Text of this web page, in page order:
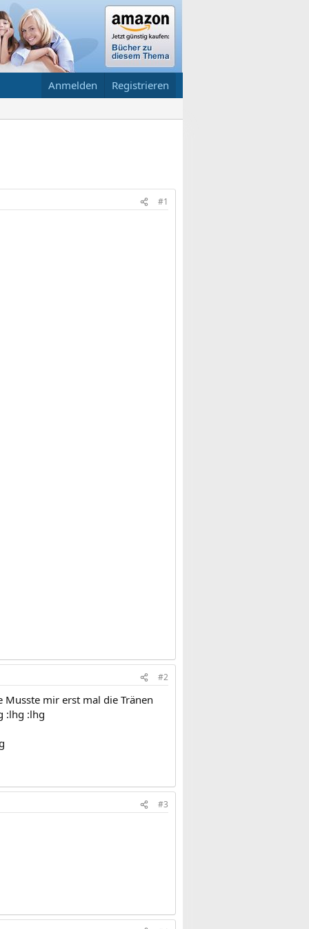
Anmelden Registrieren
#1
#2
Musste mir erst mal die Tränen
:lhg :lhg
#3